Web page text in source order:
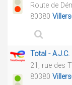
Route de
80380
Total -
21, rue des
80380